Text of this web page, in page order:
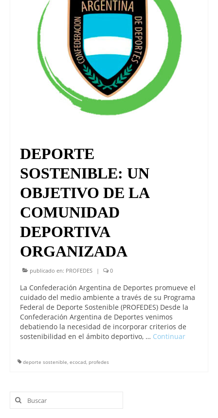
DEPORTE
SOSTENIBLE: UN
OBJETIVO DE LA
COMUNIDAD
DEPORTIVA
ORGANIZADA
publicado en: PROFEDES | 0
La Confederación Argentina de Deportes promueve el
cuidado del medio ambiente a través de su Programa
Federal de Deporte Sostenible (PROFEDES) Desde la
Confederación Argentina de Deportes venimos
debatiendo la necesidad de incorporar criterios de
sostenibilidad en el ámbito deportivo, … Continuar
deporte sostenible, ecocad, profedes
Buscar
por: